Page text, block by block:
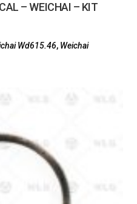
– WEICHAI – KIT
Wd615.46, Weichai